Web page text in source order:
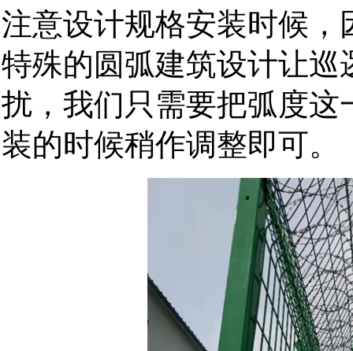
注意设计规格安装时候
特殊的圆弧建筑设计让
扰，我们只需要把弧度
装的时候稍作调整即可。